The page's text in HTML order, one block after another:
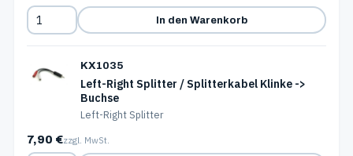
In den Warenkorb
KX1035
Left-Right Splitter / Splitterkabel Klinke ->
Buchse
Left-Right Splitter
7,90 €zzgl. MwSt.